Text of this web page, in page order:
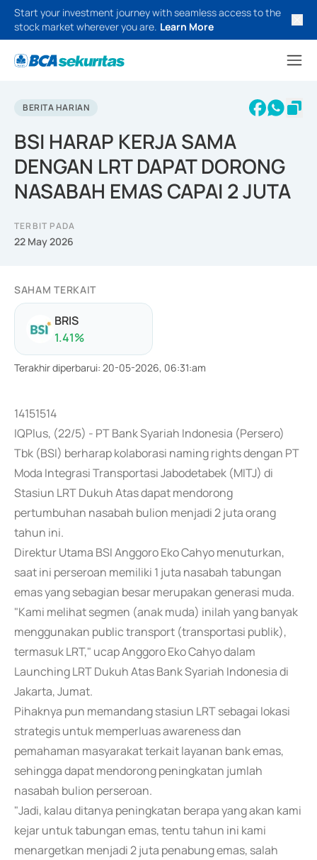
Start your investment journey with seamless access to the
stock market wherever you are. Learn More
BERITA HARIAN
BSI HARAP KERJA SAMA
DENGAN LRT DAPAT DORONG
NASABAH EMAS CAPAI 2 JUTA
TERBIT PADA
22 May 2026
SAHAM TERKAIT
BRIS
1.41%
Terakhir diperbarui: 20-05-2026, 06:31:am
14151514
IQPlus, (22/5) - PT Bank Syariah Indonesia (Persero)
Tbk (BSI) berharap kolaborasi naming rights dengan PT
Moda Integrasi Transportasi Jabodetabek (MITJ) di
Stasiun LRT Dukuh Atas dapat mendorong
pertumbuhan nasabah bulion menjadi 2 juta orang
tahun ini.
Direktur Utama BSI Anggoro Eko Cahyo menuturkan,
saat ini perseroan memiliki 1 juta nasabah tabungan
emas yang sebagian besar merupakan generasi muda.
"Kami melihat segmen (anak muda) inilah yang banyak
menggunakan public transport (transportasi publik),
termasuk LRT," ucap Anggoro Eko Cahyo dalam
Launching LRT Dukuh Atas Bank Syariah Indonesia di
Jakarta, Jumat.
Pihaknya pun memandang stasiun LRT sebagai lokasi
strategis untuk memperluas awareness dan
pemahaman masyarakat terkait layanan bank emas,
sehingga dapat mendorong peningkatan jumlah
nasabah bulion perseroan.
"Jadi, kalau ditanya peningkatan berapa yang akan kami
kejar untuk tabungan emas, tentu tahun ini kami
menargetkan menjadi 2 juta penabung emas, salah